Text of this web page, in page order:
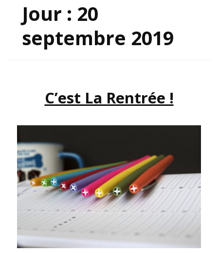
Jour : 20
septembre 2019
C’est La Rentrée !